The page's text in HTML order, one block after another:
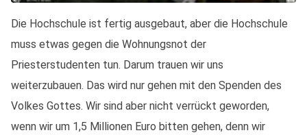
Die Hochschule ist fertig ausgebaut, aber die Hochschule
muss etwas gegen die Wohnungsnot der
Priesterstudenten tun. Darum trauen wir uns
weiterzubauen. Das wird nur gehen mit den Spenden des
Volkes Gottes. Wir sind aber nicht verrückt geworden,
wenn wir um 1,5 Millionen Euro bitten gehen, denn wir